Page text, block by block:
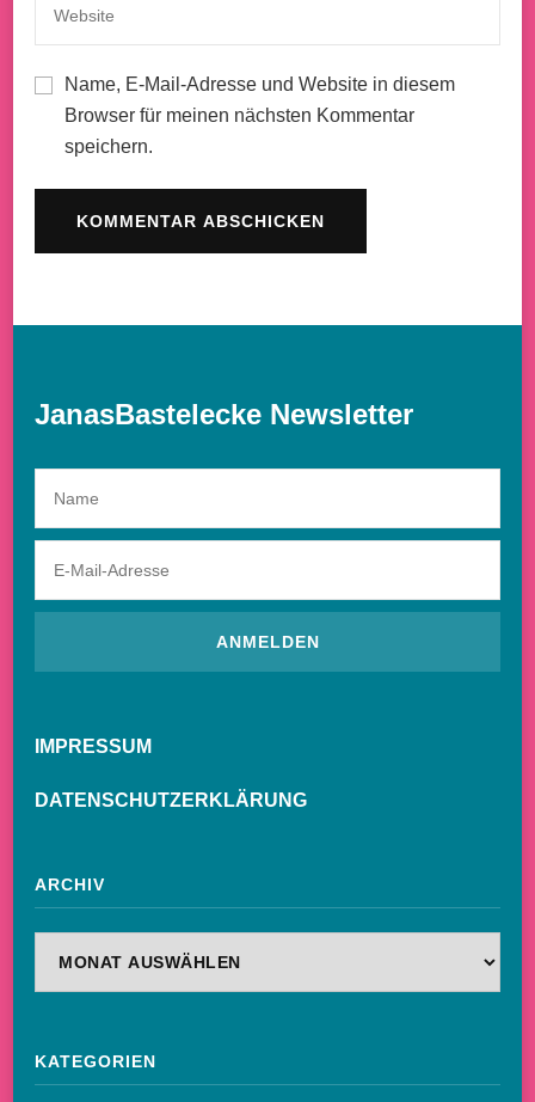
Name, E-Mail-Adresse und Website in diesem
Browser für meinen nächsten Kommentar
speichern.
JanasBastelecke Newsletter
IMPRESSUM
DATENSCHUTZERKLÄRUNG
ARCHIV
KATEGORIEN